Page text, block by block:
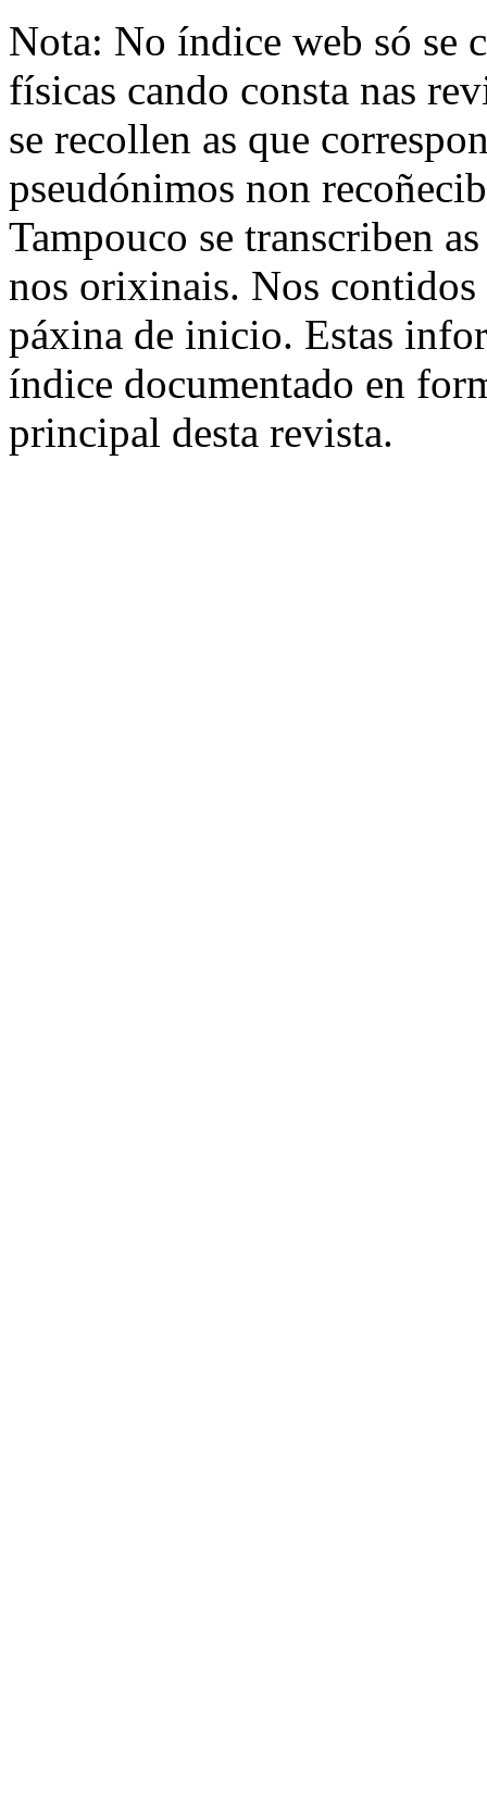
Nota: No índice web só se
físicas cando consta nas
se recollen as que
pseudónimos non
Tampouco se transcriben
nos orixinais. Nos
páxina de inicio. Estas
índice documentado en
principal desta revista.